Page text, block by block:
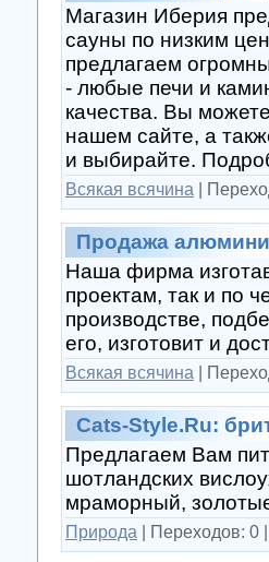
Магазин Иберия
сауны по низким
предлагаем
- любые печи и
качества. Вы
нашем сайте, а
и выбирайте.
Всякая всячина
Продажа
Наша фирма
проектам, так и по
производстве,
его, изготовит и
Всякая всячина
Cats-Style.Ru:
Предлагаем Вам
шотландских
мраморный,
Природа Переходов: 0